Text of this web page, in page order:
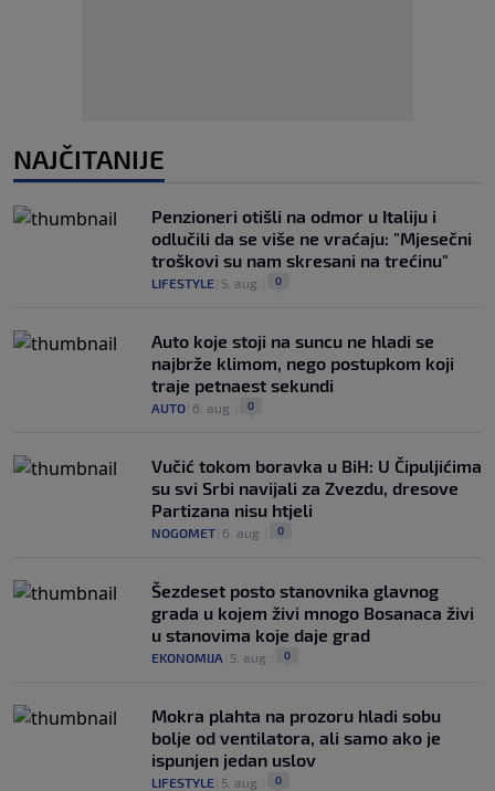
NAJČITANIJE
Penzioneri otišli na odmor u Italiju i
odlučili da se više ne vraćaju: "Mjesečni
troškovi su nam skresani na trećinu"
LIFESTYLE 5. aug. 0
Auto koje stoji na suncu ne hladi se
najbrže klimom, nego postupkom koji
traje petnaest sekundi
AUTO 6. aug. 0
Vučić tokom boravka u BiH: U Čipuljićima
su svi Srbi navijali za Zvezdu, dresove
Partizana nisu htjeli
NOGOMET 6. aug. 0
Šezdeset posto stanovnika glavnog
grada u kojem živi mnogo Bosanaca živi
u stanovima koje daje grad
EKONOMIJA 5. aug. 0
Mokra plahta na prozoru hladi sobu
bolje od ventilatora, ali samo ako je
ispunjen jedan uslov
LIFESTYLE 5. aug. 0